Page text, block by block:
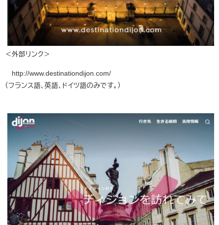
＜外部リンク＞
http://www.destinationdijon.com/
（フランス語、英語、ドイツ語のみです。）